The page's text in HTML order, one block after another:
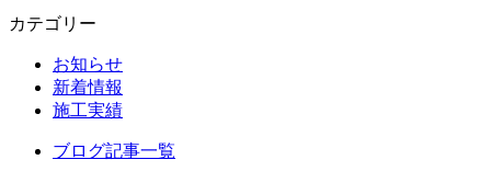
カテゴリー
お知らせ
新着情報
施工実績
ブログ記事一覧